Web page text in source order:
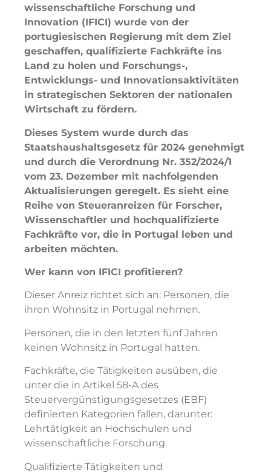
wissenschaftliche Forschung und
Innovation (IFICI) wurde von der
portugiesischen Regierung mit dem Ziel
geschaffen, qualifizierte Fachkräfte ins
Land zu holen und Forschungs-,
Entwicklungs- und Innovationsaktivitäten
in strategischen Sektoren der nationalen
Wirtschaft zu fördern.
Dieses System wurde durch das
Staatshaushaltsgesetz für 2024 genehmigt
und durch die Verordnung Nr. 352/2024/1
vom 23. Dezember mit nachfolgenden
Aktualisierungen geregelt. Es sieht eine
Reihe von Steueranreizen für Forscher,
Wissenschaftler und hochqualifizierte
Fachkräfte vor, die in Portugal leben und
arbeiten möchten.
Wer kann von IFICI profitieren?
Dieser Anreiz richtet sich an: Personen, die
ihren Wohnsitz in Portugal nehmen.
Personen, die in den letzten fünf Jahren
keinen Wohnsitz in Portugal hatten.
Fachkräfte, die Tätigkeiten ausüben, die
unter die in Artikel 58-A des
Steuervergünstigungsgesetzes (EBF)
definierten Kategorien fallen, darunter:
Lehrtätigkeit an Hochschulen und
wissenschaftliche Forschung.
Qualifizierte Tätigkeiten und